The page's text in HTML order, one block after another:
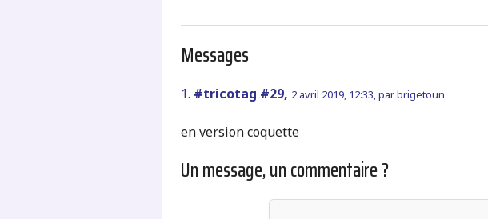
Messages
1. #tricotag #29, 2 avril 2019, 12:33 parbrigetoun
en version coquette
Un message, un commentaire ?